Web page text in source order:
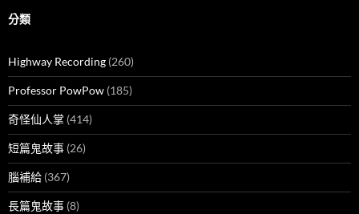
分類
Highway Recording (260)
Professor PowPow (185)
奇怪仙人掌 (414)
短篇鬼故事 (26)
腦補給 (367)
長篇鬼故事 (8)